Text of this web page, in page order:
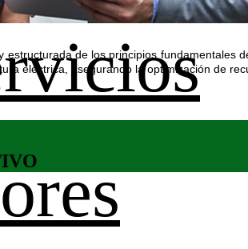
de los principios fundamentales
eléctrica, asegurando la optimización de